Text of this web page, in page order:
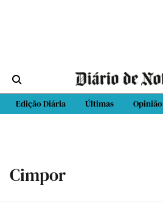
Edição Diária Últimas Opinião
Cimpor